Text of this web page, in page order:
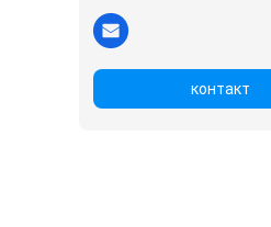
контакт